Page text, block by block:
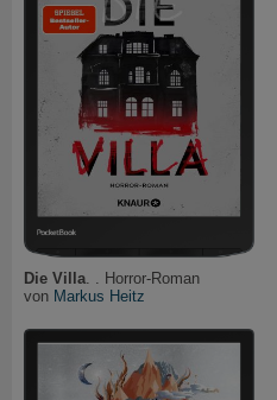
Die Villa. . Horror-Roman
von Markus Heitz